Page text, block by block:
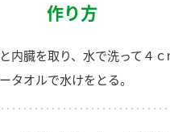
作り方
内臓を取り、水で洗って４
タオルで水けをとる。